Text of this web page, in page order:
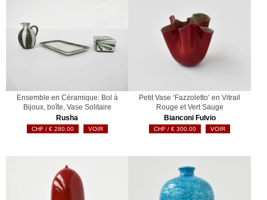
Ensemble en Céramique: Bol à
Bijoux, boîte, Vase Solitaire
Rusha
€280.00 VOIR
Petit Vase ‘Fazzoletto’ en Vitrail
Rouge et Vert Sauge
Bianconi Fulvio
€ 300.00 VOIR